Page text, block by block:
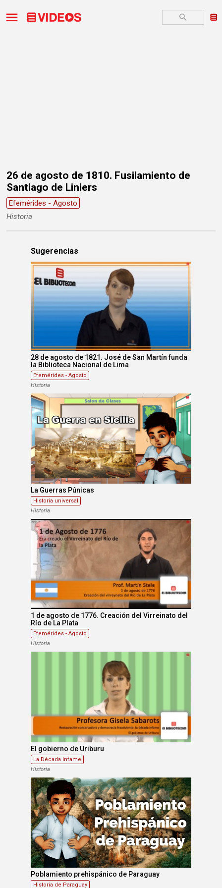
26 de agosto de 1810. Fusilamiento de
Santiago de Liniers
Efemérides - Agosto
Historia
Sugerencias
28 de agosto de 1821. José de San Martín funda
la Biblioteca Nacional de Lima
Efemérides - Agosto
Historia
La Guerras Púnicas
Historia universal
Historia
1 de agosto de 1776. Creación del Virreinato del
Río de La Plata
Efemérides - Agosto
Historia
El gobierno de Uriburu
La Década Infame
Historia
Poblamiento prehispánico de Paraguay
Historia de Paraguay